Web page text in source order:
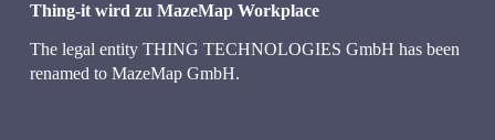
Thing-it wird zu MazeMap Workplace
The legal entity THING TECHNOLOGIES GmbH has been
renamed to MazeMap GmbH.